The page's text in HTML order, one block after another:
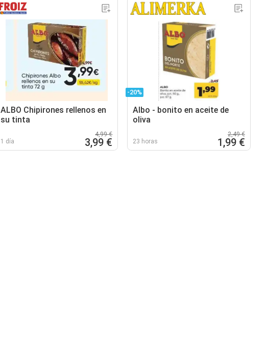
ALBO Chipirones rellenos en
su tinta
1 día
4,99 €
3,99 €
-20%
Albo - bonito en aceite de
oliva
23 horas
2,49 €
1,99 €